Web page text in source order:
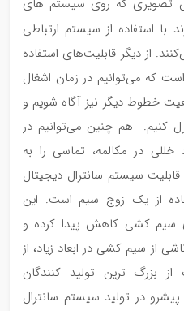
تصویری که روی سیستم های
با استفاده از سیستم ارتباطی
از دیگر قابلیت‌های استفاده
که می‌توانیم در زمان اشغال
خطوط دیگر نیز آگاه شویم و
کنیم. هم چنین می‌توانیم در
در مکالمه، تماسی را به
سیستم سانترال دیجیتال
از یک زوج سیم است. این
سیم کشی کاهش پیدا کرده و
از سیم کشی در ابعاد زیاد، از
بزرگ ترین تولید کنندگان
در تولید سیستم سانترال